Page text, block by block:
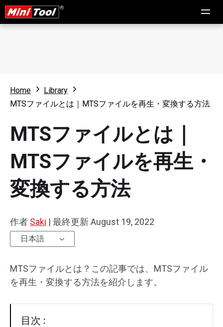
Home
Library
MTSファイルとは｜MTSファイルを再生・変換する方法
MTSファイルとは｜
MTSファイルを再生・
変換する方法
作者 Saki | 最終更新August 19, 2022
日本語
MTSファイルとは？この記事では、MTSファイル
を再生・変換する方法を紹介します。
目次 :